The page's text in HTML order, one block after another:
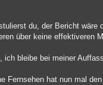
du, der Bericht
über keine effektiveren
ich bleibe bei meiner
Fernsehen hat nun mal